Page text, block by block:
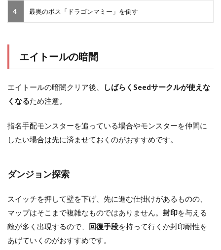
4 最奥のボス「ドラゴンマミー」を倒す
エイトールの暗闇
エイトールの暗闇クリア後、
しばらくSeedサークルが使えな
くなるため注意。
指名手配モンスターを追っている場合やモンスターを仲間に
したい場合は先に済ませておくのがおすすめです。
ダンジョン探索
スイッチを押して壁を下げ、先に進む仕掛けがあるものの、
マップはそこまで複雑なものではありません。 封印を与える
敵が多く出現するので、 回復手段を持って行くか封印耐性を
あげていくのがおすすめです。